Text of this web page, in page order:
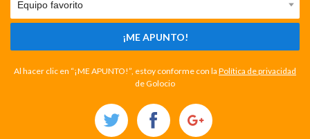
¡ME APUNTO!
Al hacer clic en “¡ME APUNTO!”, estoy conforme con la Política de privacidad
de Golocio